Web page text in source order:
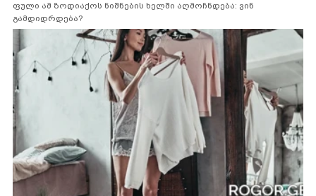
ფული ამ ზოდიაქოს ნიშნების ხელში აღმოჩნდება: ვინ
გამდიდრდება?